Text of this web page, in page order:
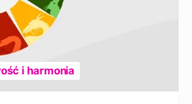
i harmonia